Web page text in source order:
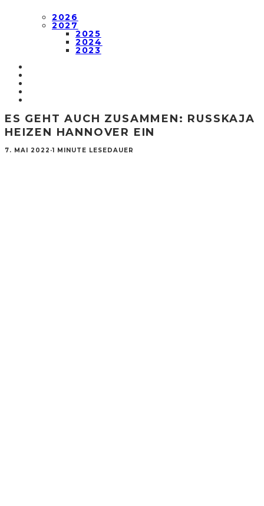
2026
2027
2025
2024
2023
ES GEHT AUCH ZUSAMMEN: RUSSKAJA
HEIZEN HANNOVER EIN
7. MAI 2022 ·1 MINUTE LESEDAUER